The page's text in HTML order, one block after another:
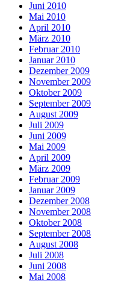
Juni 2010
Mai 2010
April 2010
März 2010
Februar 2010
Januar 2010
Dezember 2009
November 2009
Oktober 2009
September 2009
August 2009
Juli 2009
Juni 2009
Mai 2009
April 2009
März 2009
Februar 2009
Januar 2009
Dezember 2008
November 2008
Oktober 2008
September 2008
August 2008
Juli 2008
Juni 2008
Mai 2008